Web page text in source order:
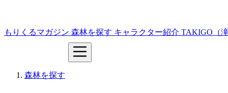
もりくるマガジン 森林を探す キャラクター紹介 TAKIGO（
森林を探す